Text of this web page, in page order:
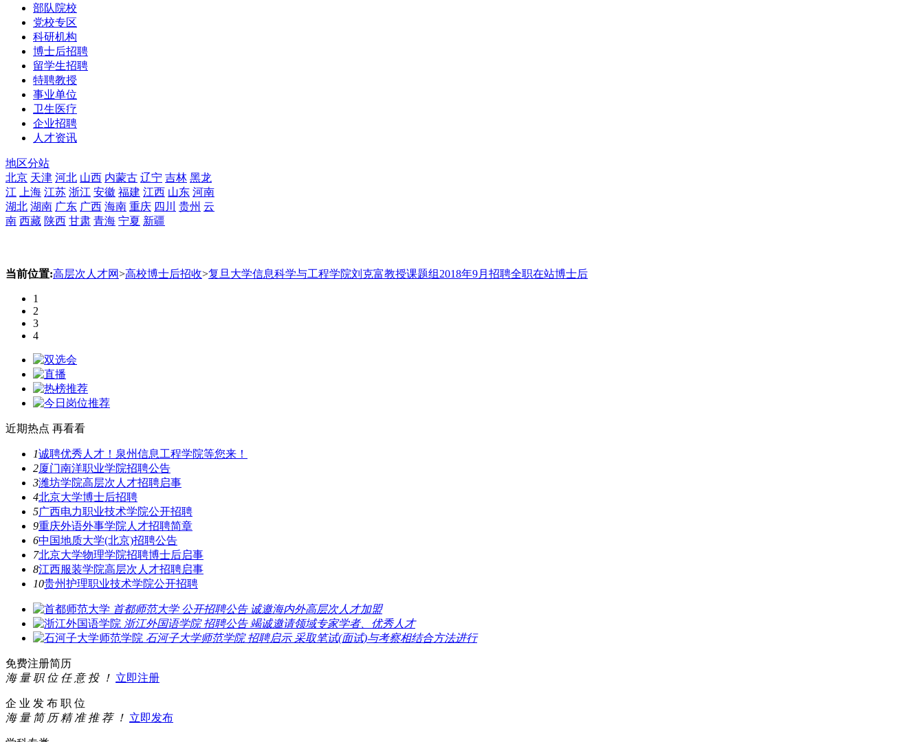
部队院校
党校专区
科研机构
博士后招聘
留学生招聘
特聘教授
事业单位
卫生医疗
企业招聘
人才资讯
地区分站
北京 天津 河北 山西 内蒙古 辽宁 吉林 黑龙
江
上海 江苏 浙江 安徽 福建 江西 山东 河南
湖北 湖南 广东 广西 海南 重庆 四川 贵州 云
南 西藏 陕西 甘肃 青海 宁夏 新疆
当前位置:高层次人才网>高校博士后招收>复旦大学信息科学与工程学院刘克富教授课题组2018年9月招聘全职在站博士后
1
2
3
4
近期热点 再看看
1诚聘优秀人才！泉州信息工程学院等您来！
2厦门南洋职业学院招聘公告
3潍坊学院高层次人才招聘启事
4北京大学博士后招聘
5广西电力职业技术学院公开招聘
9重庆外语外事学院人才招聘简章
6中国地质大学(北京)招聘公告
7北京大学物理学院招聘博士后启事
8江西服装学院高层次人才招聘启事
10贵州护理职业技术学院公开招聘
首都师范大学 公开招聘公告 诚邀海内外高层次人才加盟
浙江外国语学院 招聘公告 竭诚邀请领域专家学者、优秀人才
石河子大学师范学院 招聘启示 采取笔试(面试)与考察相结合方法进行
免费注册简历
海 量 职 位 任 意 投 ！ 立即注册
企 业 发 布 职 位
海 量 简 历 精 准 推 荐 ！ 立即发布